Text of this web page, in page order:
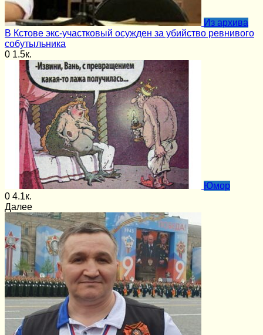
Из архива
В Кстове экс-участковый осужден за убийство ревнивого
собутыльника
0 1.5к.
Юмор
0 4.1к.
Далее